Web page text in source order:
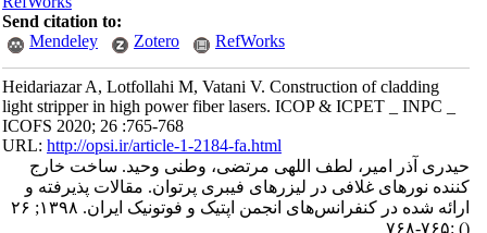
Send citation to:
Mendeley
Zotero RefWorks
Heidariazar A, Lotfollahi M, Vatani V. Construction of cladding
light stripper in high power fiber lasers. ICOP & ICPET _ INPC _
ICOFS 2020; 26 :765-768
URL:http://opsi.ir/article-1-2184-fa.html
حیدری آذر امیر، لطف اللهی مرتضی، وطنی وحید. ساخت خارج
کننده نورهای غلافی در لیزرهای فیبری پر‌توان. مقالات پذیرفته و
ارائه شده در کنفرانس‌های انجمن اپتیک و فوتونیک ایران. ۱۳۹۸; ۲۶
:۷۶۵-۷۶۸